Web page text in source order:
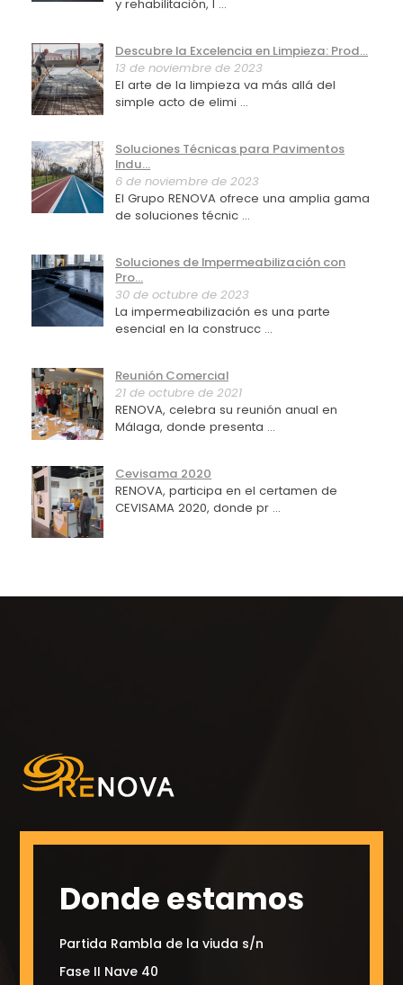
y rehabilitación, l ...
Descubre la Excelencia en Limpieza: Prod...
13 de noviembre de 2023
El arte de la limpieza va más allá del
simple acto de elimi ...
Soluciones Técnicas para Pavimentos
Indu...
6 de noviembre de 2023
El Grupo RENOVA ofrece una amplia gama
de soluciones técnic ...
Soluciones de Impermeabilización con
Pro...
30 de octubre de 2023
La impermeabilización es una parte
esencial en la construcc ...
Reunión Comercial
21 de octubre de 2021
RENOVA, celebra su reunión anual en
Málaga, donde presenta ...
Cevisama 2020
RENOVA, participa en el certamen de
CEVISAMA 2020, donde pr ...
Donde estamos
Partida Rambla de la viuda s/n
Fase II Nave 40